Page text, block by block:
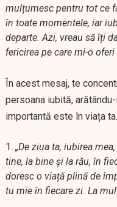
mulțumesc pentru tot ce
în toate momentele, iar
departe. Azi, vreau să îți
fericirea pe care mi-o
În acest mesaj, te
persoana iubită,
importantă este în viața ta.
„De ziua ta, iubirea
tine, la bine și la rău, în
doresc o viață plină de
tu mie în fiecare zi. La